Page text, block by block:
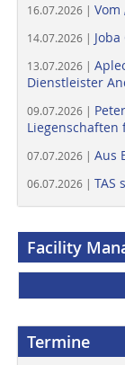
16.07.2026 | Vom
14.07.2026 |
13.07.2026 |
Dienstleister
09.07.2026 |
Liegenschaften
07.07.2026 | Aus
06.07.2026 | TAS
Facility
Termine